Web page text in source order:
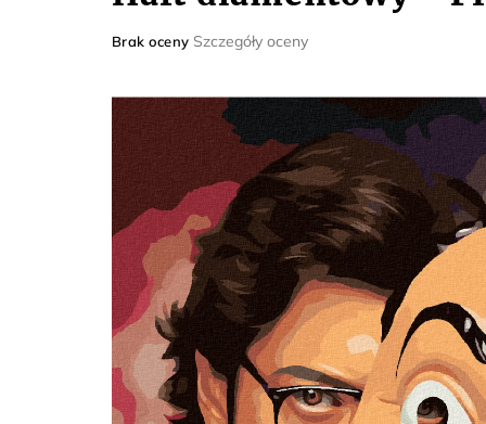
Średnia
wynosi
na
gwiazdek.
Brak oceny Szczegóły oceny